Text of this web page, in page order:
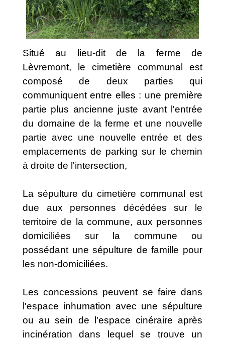
Situé au lieu-dit de la ferme de
Lèvremont, le cimetière communal est
composé de deux parties qui
communiquent entre elles : une première
partie plus ancienne juste avant l'entrée
du domaine de la ferme et une nouvelle
partie avec une nouvelle entrée et des
emplacements de parking sur le chemin
à droite de l'intersection,
La sépulture du cimetière communal est
due aux personnes décédées sur le
territoire de la commune, aux personnes
domiciliées sur la commune ou
possédant une sépulture de famille pour
les non-domiciliées.
Les concessions peuvent se faire dans
l'espace inhumation avec une sépulture
ou au sein de l'espace cinéraire après
incinération dans lequel se trouve un